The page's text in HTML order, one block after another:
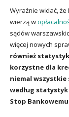
Wyraźnie widać,
wierzą w
sądów
więcej nowych
również
korzystne dla
niemal wszystkie
według
Stop